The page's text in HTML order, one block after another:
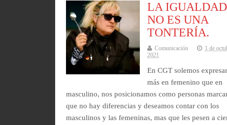
LA IGUALDAD
NO ES UNA
TONTERÍA.
Comunicación
1 de
2021
En CGT solemos
más en femenino que en
masculino, nos posicionamos como personas
que no hay diferencias y deseamos contar con los
masculinos y las femeninas, mas que les pesen a